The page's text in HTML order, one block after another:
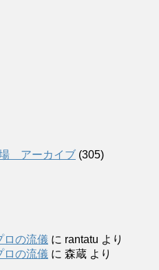
場 アーカイブ (305)
ロの流儀 に rantatu より
ロの流儀 に 森蔵 より